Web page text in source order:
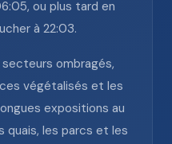
ou plus tard en
à 22:03.
ombragés,
végétalisés et les
expositions au
quais, les parcs et les